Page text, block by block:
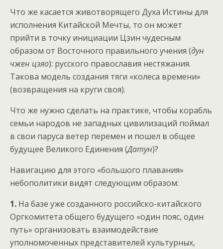
Что же касается животворящего Духа Истины для
исполнения Китайской Мечты, то он может
прийти в точку инициации Цзин чудесным
образом от Восточного правильного учения (дун
чжен цзяо): русского православия нестяжания.
Такова модель создания тяги «колеса времени»
(возвращения на круги своя).
Что же нужно сделать на практике, чтобы корабль
семьи народов не западных цивилизаций поймал
в свои паруса ветер перемен и пошел в общее
будущее Великого Единения (Датун)?
Навигацию для этого «большого плавания»
небополитики видят следующим образом:
1. На базе уже созданного российско-китайского
Оргкомитета общего будущего «один пояс, один
путь» организовать взаимодействие
уполномоченных представителей культурных,